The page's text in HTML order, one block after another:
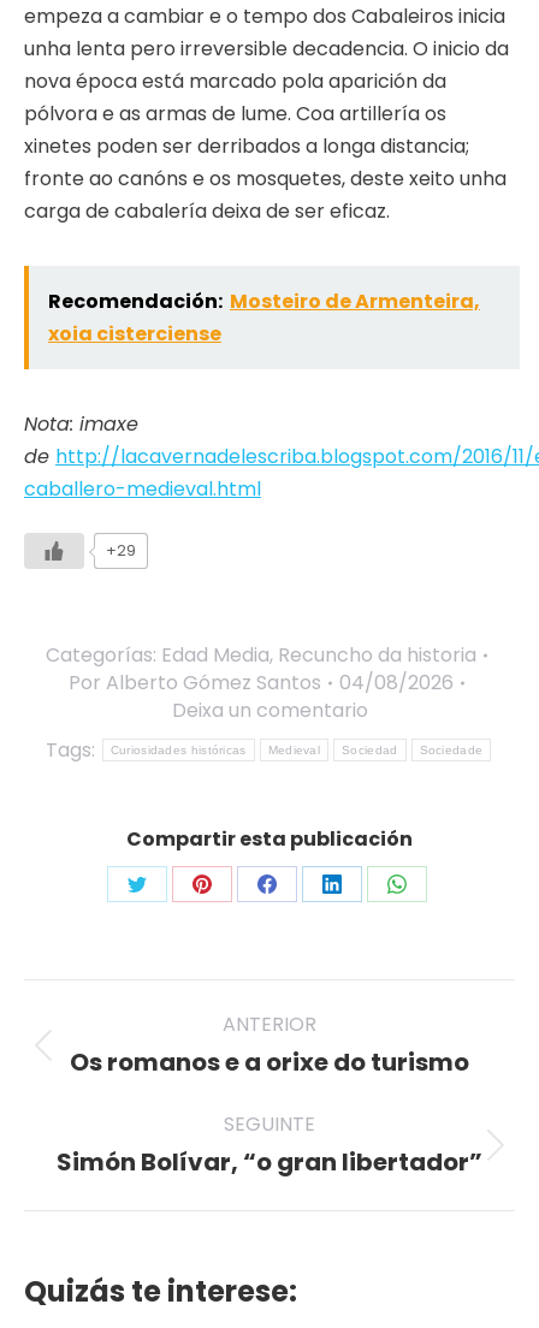
empeza a cambiar e o tempo dos Cabaleiros inicia
unha lenta pero irreversible decadencia. O inicio da
nova época está marcado pola aparición da
pólvora e as armas de lume. Coa artillería os
xinetes poden ser derribados a longa distancia;
fronte ao canóns e os mosquetes, deste xeito unha
carga de cabalería deixa de ser eficaz.
Recomendación: Mosteiro de Armenteira,
xoia cisterciense
Nota: imaxe
de http://lacavernadelescriba.blogspot.com/2016/
caballero-medieval.html
+29
Categorías: Edad Media, Recuncho da historia
Por Alberto Gómez Santos
04/08/2026
Deixa un comentario
Tags:
Curiosidades históricas Medieval Sociedad Sociedade
Compartir esta publicación
Share
Twitter
Share
Pinterest
Share
Facebook
Share
LinkedIn
Share
WhatsApp
navigation
ANTERIOR
Previous
Os romanos e a orixe do turismo
SEGUINTE
Seguinte
Simón Bolívar, “o gran libertador”
Quizás te interese: